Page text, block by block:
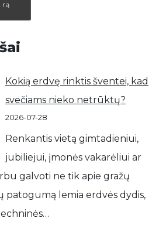
Kokią erdvę rinktis šventei, kad
svečiams nieko netrūktų?
2026-07-28
Renkantis vietą gimtadieniui,
jubiliejui, įmonės vakarėliui ar
galvoti ne tik apie gražų
patogumą lemia erdvės dydis,